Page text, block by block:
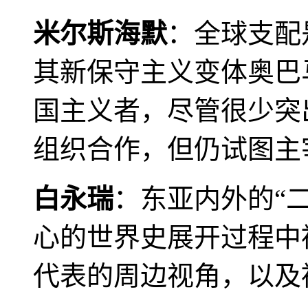
米尔斯海默：全球支
其新保守主义变体奥
国主义者，尽管很少
组织合作，但仍试图
白永瑞：东亚内外的“
心的世界史展开过程
代表的周边视角，以